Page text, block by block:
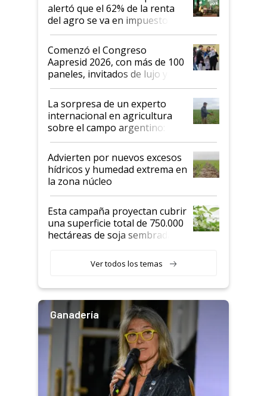
alertó que el 62% de la renta
del agro se va en impuestos:
"No es bueno que en
Argentina se sigan discutiendo
las mismas cosas de hace 50
años"
Comenzó el Congreso
Aapresid 2026, con más de 100
paneles, invitados de lujo y
todas las tendencias
La sorpresa de un experto
internacional en agricultura
sobre el campo argentino:
"Estoy muy impresionado"
Advierten por nuevos excesos
hídricos y humedad extrema en
la zona núcleo
Esta campaña proyectan cubrir
una superficie total de 750.000
hectáreas de soja sembradas
variedades que marcan un
salto tecnológico en genética y
Ver todos los temas
Ganadería